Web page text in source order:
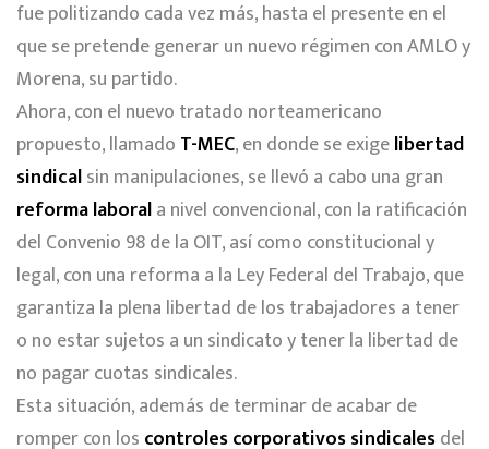
fue politizando cada vez más, hasta el presente en el
que se pretende generar un nuevo régimen con AMLO y
Morena, su partido.
Ahora, con el nuevo tratado norteamericano
propuesto, llamado T-MEC, en donde se exigelibertad
sindicalsin manipulaciones, se llevó a cabo una gran
reforma laborala nivel convencional, con la ratificación
del Convenio 98 de la OIT, así como constitucional y
legal, con una reforma a la Ley Federal del Trabajo, que
garantiza la plena libertad de los trabajadores a tener
o no estar sujetos a un sindicato y tener la libertad de
no pagar cuotas sindicales.
Esta situación, además de terminar de acabar de
romper con los controles corporativos sindicalesdel